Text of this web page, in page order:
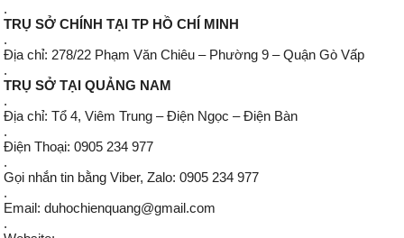
.
TRỤ SỞ CHÍNH TẠI TP HỒ CHÍ MINH
.
Địa chỉ: 278/22 Phạm Văn Chiêu – Phường 9 – Quận Gò Vấp
.
TRỤ SỞ TẠI QUẢNG NAM
.
Địa chỉ: Tổ 4, Viêm Trung – Điện Ngọc – Điện Bàn
.
Điện Thoại: 0905 234 977
.
Gọi nhắn tin bằng Viber, Zalo: 0905 234 977
.
Email: duhochienquang@gmail.com
.